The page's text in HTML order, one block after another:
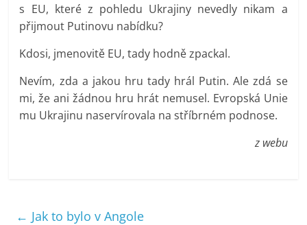
s EU, které z pohledu Ukrajiny nevedly nikam a
přijmout Putinovu nabídku?
Kdosi, jmenovitě EU, tady hodně zpackal.
Nevím, zda a jakou hru tady hrál Putin. Ale zdá se
mi, že ani žádnou hru hrát nemusel. Evropská Unie
mu Ukrajinu naservírovala na stříbrném podnose.
z webu
← Jak to bylo v Angole